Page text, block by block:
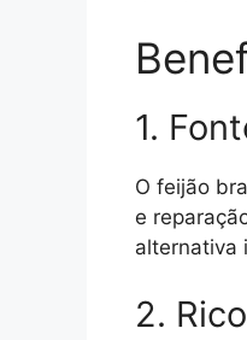
1.
O feijão
e
alternativa
2.